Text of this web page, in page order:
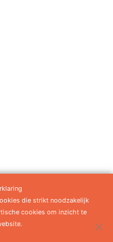
voorwaarden
die strikt noodzakelijk
cookies om inzicht te